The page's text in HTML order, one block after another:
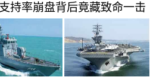
持率崩盘背后竟藏致命一击